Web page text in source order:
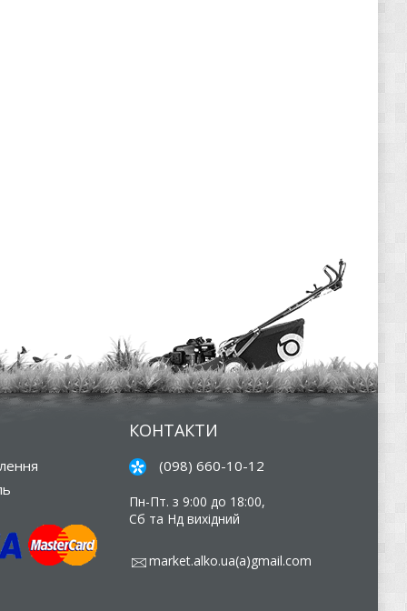
КОНТАКТИ
(098) 660-10-12
Пн-Пт. з 9:00 до 18:00,
Сб та Нд вихідний
market.alko.ua(a)gmail.com